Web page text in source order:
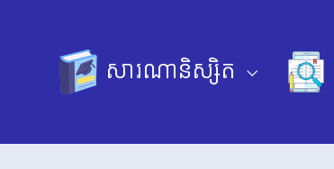
សារណានិស្សិត